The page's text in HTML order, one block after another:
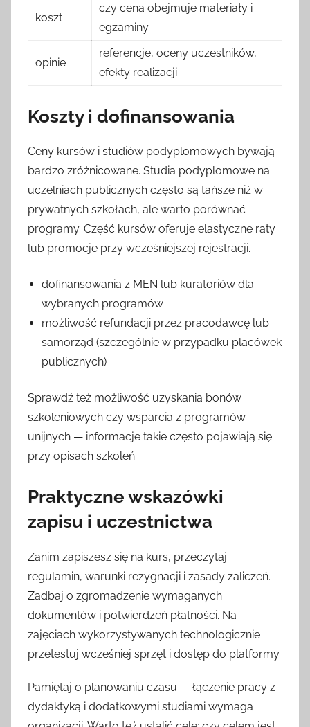
koszt
czy cena obejmuje materiały i
egzaminy
opinie
referencje, oceny uczestników,
efekty realizacji
Koszty i dofinansowania
Ceny kursów i studiów podyplomowych bywają
bardzo zróżnicowane. Studia podyplomowe na
uczelniach publicznych często są tańsze niż w
prywatnych szkołach, ale warto porównać
programy. Część kursów oferuje elastyczne raty
lub promocje przy wcześniejszej rejestracji.
dofinansowania z MEN lub kuratoriów dla
wybranych programów
możliwość refundacji przez pracodawcę lub
samorząd (szczególnie w przypadku placówek
publicznych)
Sprawdź też możliwość uzyskania bonów
szkoleniowych czy wsparcia z programów
unijnych — informacje takie często pojawiają się
przy opisach szkoleń.
Praktyczne wskazówki
zapisu i uczestnictwa
Zanim zapiszesz się na kurs, przeczytaj
regulamin, warunki rezygnacji i zasady zaliczeń.
Zadbaj o zgromadzenie wymaganych
dokumentów i potwierdzeń płatności. Na
zajęciach wykorzystywanych technologicznie
przetestuj wcześniej sprzęt i dostęp do platformy.
Pamiętaj o planowaniu czasu — łączenie pracy z
dydaktyką i dodatkowymi studiami wymaga